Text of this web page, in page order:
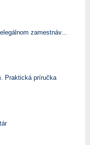
zamestnáv...
Praktická príručka